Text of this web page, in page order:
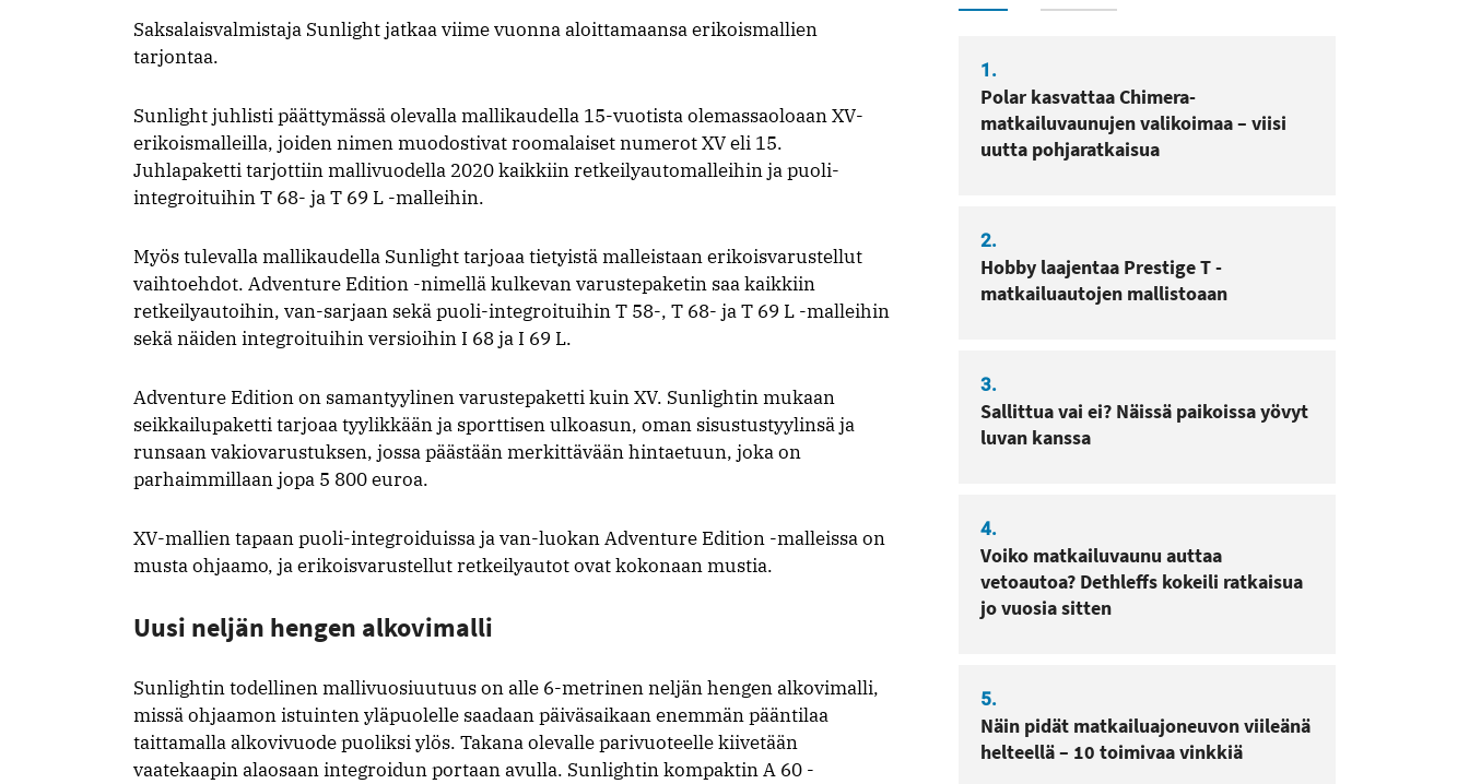
Saksalaisvalmistaja Sunlight jatkaa viime vuonna aloittamaansa erikoismallien
tarjontaa.
Sunlight juhlisti päättymässä olevalla mallikaudella 15-vuotista olemassaoloaan XV-
erikoismalleilla, joiden nimen muodostivat roomalaiset numerot XV eli 15.
Juhlapaketti tarjottiin mallivuodella 2020 kaikkiin retkeilyautomalleihin ja puoli-
integroituihin T 68- ja T 69 L -malleihin.
Myös tulevalla mallikaudella Sunlight tarjoaa tietyistä malleistaan erikoisvarustellut
vaihtoehdot. Adventure Edition -nimellä kulkevan varustepaketin saa kaikkiin
retkeilyautoihin, van-sarjaan sekä puoli-integroituihin T 58-, T 68- ja T 69 L -malleihin
sekä näiden integroituihin versioihin I 68 ja I 69 L.
Adventure Edition on samantyylinen varustepaketti kuin XV. Sunlightin mukaan
seikkailupaketti tarjoaa tyylikkään ja sporttisen ulkoasun, oman sisustustyylinsä ja
runsaan vakiovarustuksen, jossa päästään merkittävään hintaetuun, joka on
parhaimmillaan jopa 5 800 euroa.
XV-mallien tapaan puoli-integroiduissa ja van-luokan Adventure Edition -malleissa on
musta ohjaamo, ja erikoisvarustellut retkeilyautot ovat kokonaan mustia.
Uusi neljän hengen alkovimalli
Sunlightin todellinen mallivuosiuutuus on alle 6-metrinen neljän hengen alkovimalli,
missä ohjaamon istuinten yläpuolelle saadaan päiväsaikaan enemmän pääntilaa
taittamalla alkovivuode puoliksi ylös. Takana olevalle parivuoteelle kiivetään
vaatekaapin alaosaan integroidun portaan avulla. Sunlightin kompaktin A 60 -
1.
Polar kasvattaa Chimera-
matkailuvaunujen valikoimaa – viisi
uutta pohjaratkaisua
2.
Hobby laajentaa Prestige T -
matkailuautojen mallistoaan
3.
Sallittua vai ei? Näissä paikoissa yövyt
luvan kanssa
4.
Voiko matkailuvaunu auttaa
vetoautoa? Dethleffs kokeili ratkaisua
jo vuosia sitten
5.
Näin pidät matkailuajoneuvon viileänä
helteellä – 10 toimivaa vinkkiä